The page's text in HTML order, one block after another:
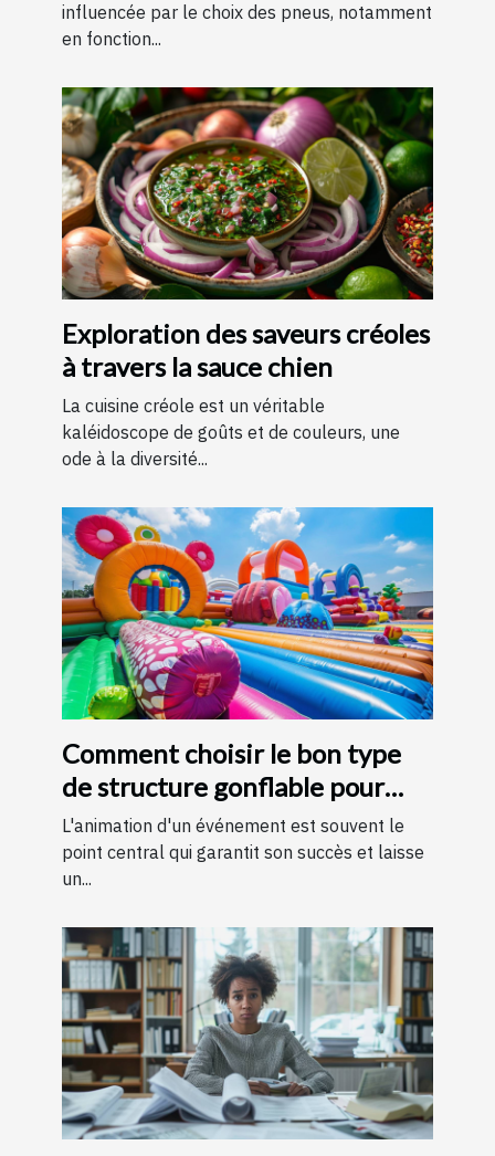
influencée par le choix des pneus, notamment
en fonction...
Exploration des saveurs créoles
à travers la sauce chien
La cuisine créole est un véritable
kaléidoscope de goûts et de couleurs, une
ode à la diversité...
Comment choisir le bon type
de structure gonflable pour
votre événement
L'animation d'un événement est souvent le
point central qui garantit son succès et laisse
un...